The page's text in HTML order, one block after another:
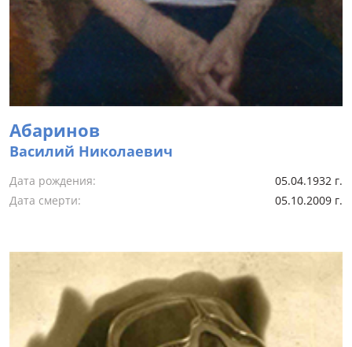
Абаринов
Василий Николаевич
Дата рождения:
05.04.1932 г.
Дата смерти:
05.10.2009 г.